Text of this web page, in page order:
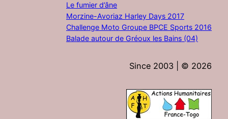
Le fumier d’âne
Morzine-Avoriaz Harley Days 2017
Challenge Moto Groupe BPCE Sports 2016
Balade autour de Gréoux les Bains (04)
Since 2003 | © 2026